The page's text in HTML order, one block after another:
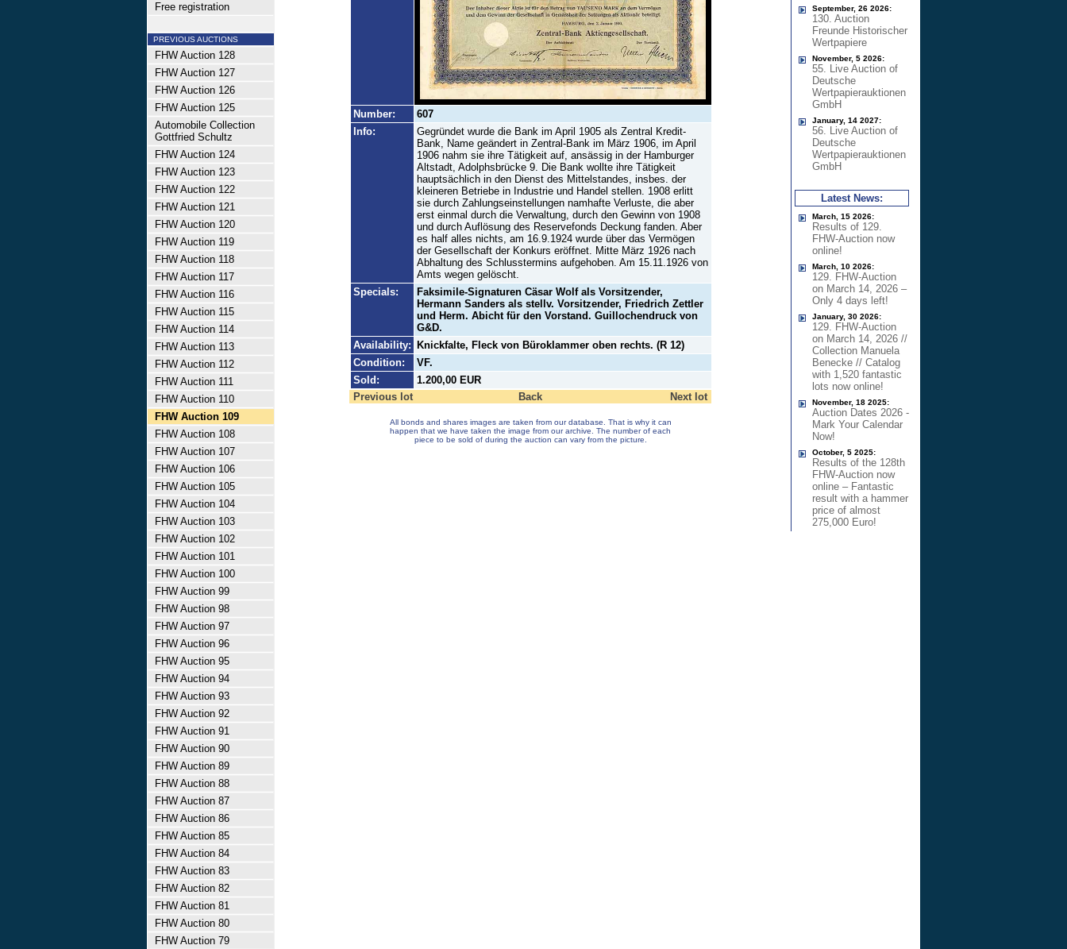
Free registration
PREVIOUS AUCTIONS
FHW Auction 128
FHW Auction 127
FHW Auction 126
FHW Auction 125
Automobile Collection
Gottfried Schultz
FHW Auction 124
FHW Auction 123
FHW Auction 122
FHW Auction 121
FHW Auction 120
FHW Auction 119
FHW Auction 118
FHW Auction 117
FHW Auction 116
FHW Auction 115
FHW Auction 114
FHW Auction 113
FHW Auction 112
FHW Auction 111
FHW Auction 110
FHW Auction 109
FHW Auction 108
FHW Auction 107
FHW Auction 106
FHW Auction 105
FHW Auction 104
FHW Auction 103
FHW Auction 102
FHW Auction 101
FHW Auction 100
FHW Auction 99
FHW Auction 98
FHW Auction 97
FHW Auction 96
FHW Auction 95
FHW Auction 94
FHW Auction 93
FHW Auction 92
FHW Auction 91
FHW Auction 90
FHW Auction 89
FHW Auction 88
FHW Auction 87
FHW Auction 86
FHW Auction 85
FHW Auction 84
FHW Auction 83
FHW Auction 82
FHW Auction 81
FHW Auction 80
FHW Auction 79
Number:
607
Info:
Gegründet wurde die Bank im April 1905 als Zentral Kredit-
Bank, Name geändert in Zentral-Bank im März 1906, im April
1906 nahm sie ihre Tätigkeit auf, ansässig in der Hamburger
Altstadt, Adolphsbrücke 9. Die Bank wollte ihre Tätigkeit
hauptsächlich in den Dienst des Mittelstandes, insbes. der
kleineren Betriebe in Industrie und Handel stellen. 1908 erlitt
sie durch Zahlungseinstellungen namhafte Verluste, die aber
erst einmal durch die Verwaltung, durch den Gewinn von 1908
und durch Auflösung des Reservefonds Deckung fanden. Aber
es half alles nichts, am 16.9.1924 wurde über das Vermögen
der Gesellschaft der Konkurs eröffnet. Mitte März 1926 nach
Abhaltung des Schlusstermins aufgehoben. Am 15.11.1926 von
Amts wegen gelöscht.
Specials:
Faksimile-Signaturen Cäsar Wolf als Vorsitzender,
Hermann Sanders als stellv. Vorsitzender, Friedrich Zettler
und Herm. Abicht für den Vorstand. Guillochendruck von
G&D.
Availability:
Knickfalte, Fleck von Büroklammer oben rechts. (R 12)
Condition:
VF.
Sold:
1.200,00 EUR
Previous lot
Back Next lot
All bonds and shares images are taken from our database. That is why it can
happen that we have taken the image from our archive. The number of each
piece to be sold of during the auction can vary from the picture.
September, 26 2026:
130. Auction
Freunde Historischer
Wertpapiere
November, 5 2026:
55. Live Auction of
Deutsche
Wertpapierauktionen
GmbH
January, 14 2027:
56. Live Auction of
Deutsche
Wertpapierauktionen
GmbH
Latest News:
March, 15 2026:
Results of 129.
FHW-Auction now
online!
March, 10 2026:
129. FHW-Auction
on March 14, 2026 –
Only 4 days left!
January, 30 2026:
129. FHW-Auction
on March 14, 2026 //
Collection Manuela
Benecke // Catalog
with 1,520 fantastic
lots now online!
November, 18 2025:
Auction Dates 2026 -
Mark Your Calendar
Now!
October, 5 2025:
Results of the 128th
FHW-Auction now
online – Fantastic
result with a hammer
price of almost
275,000 Euro!